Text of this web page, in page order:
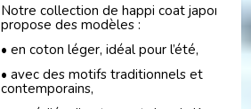
Notre collection de happi coat japonais
propose des modèles :
• en coton léger, idéal pour l’été,
• avec des motifs traditionnels et
contemporains,